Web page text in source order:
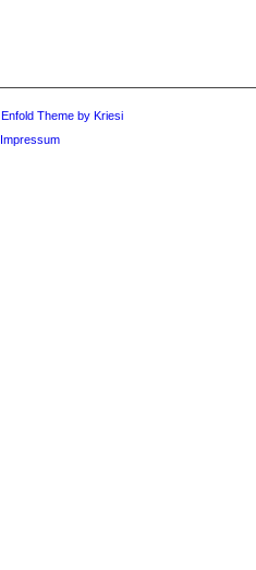
Enfold Theme by Kriesi
Impressum